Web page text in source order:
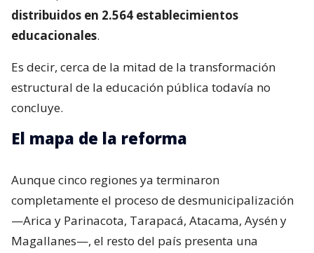
distribuidos en 2.564 establecimientos
educacionales.
Es decir, cerca de la mitad de la transformación
estructural de la educación pública todavía no
concluye.
El mapa de la reforma
Aunque cinco regiones ya terminaron
completamente el proceso de desmunicipalización
—Arica y Parinacota, Tarapacá, Atacama, Aysén y
Magallanes—, el resto del país presenta una